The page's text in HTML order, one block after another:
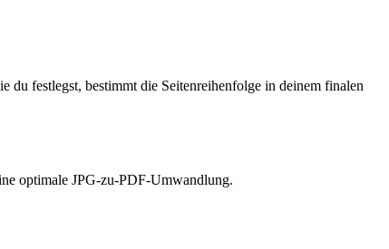
festlegst, bestimmt die Seitenreihenfolge in deinem finalen
optimale JPG-zu-PDF-Umwandlung.